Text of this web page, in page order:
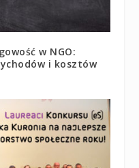
w NGO:
i kosztów